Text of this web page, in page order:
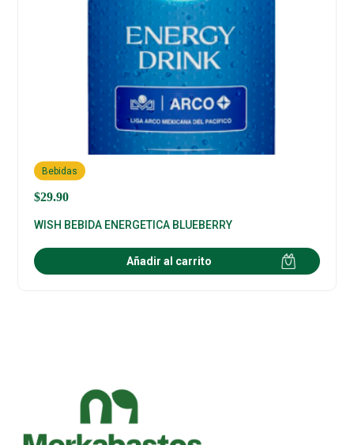
$29.90
Bebidas
WISH BEBIDA ENERGETICA BLUEBERRY
Añadir al carrito